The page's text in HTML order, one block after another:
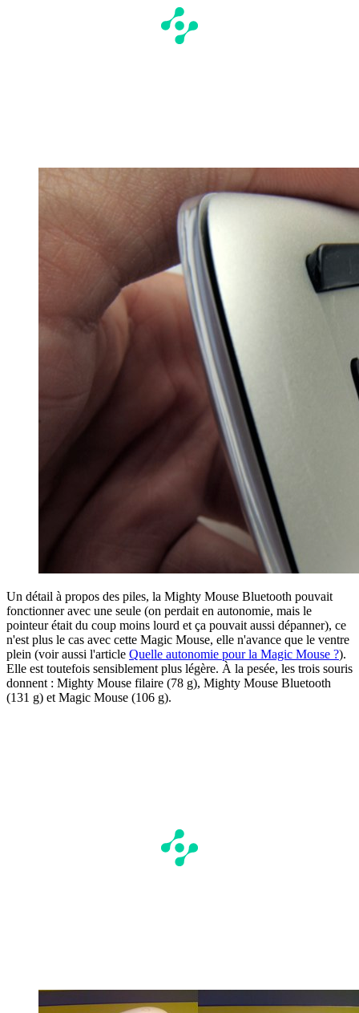
Un détail à propos des piles, la Mighty Mouse Bluetooth pouvait
fonctionner avec une seule (on perdait en autonomie, mais le
pointeur était du coup moins lourd et ça pouvait aussi dépanner), ce
n'est plus le cas avec cette Magic Mouse, elle n'avance que le ventre
plein (voir aussi l'article Quelle autonomie pour la Magic Mouse ?).
Elle est toutefois sensiblement plus légère. À la pesée, les trois souris
donnent : Mighty Mouse filaire (78 g), Mighty Mouse Bluetooth
(131 g) et Magic Mouse (106 g).